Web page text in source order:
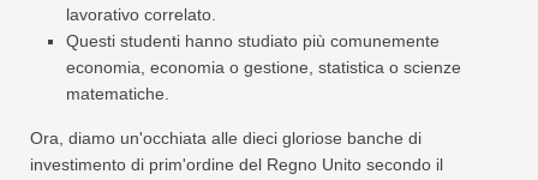
lavorativo correlato.
Questi studenti hanno studiato più comunemente
economia, economia o gestione, statistica o scienze
matematiche.
Ora, diamo un'occhiata alle dieci gloriose banche di
investimento di prim'ordine del Regno Unito secondo il